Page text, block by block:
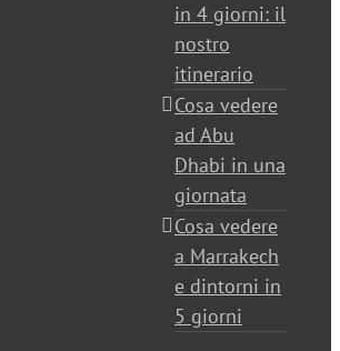
in 4 giorni: il
nostro
itinerario
Cosa vedere
ad Abu
Dhabi in una
giornata
Cosa vedere
a Marrakech
e dintorni in
5 giorni